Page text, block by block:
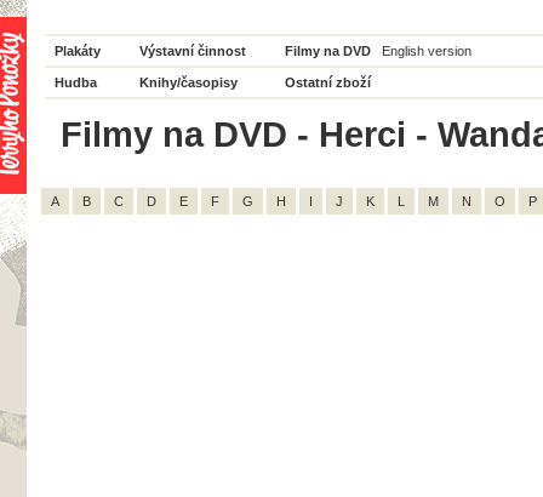
Plakáty Výstavní činnost Filmy na DVD English version
Hudba Knihy/časopisy Ostatní zboží
Filmy na DVD - Herci -
A B C D E F G H I J K L M N O P